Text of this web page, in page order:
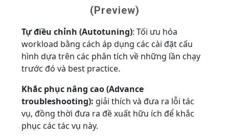
(Preview)
Tự điều chỉnh (Autotuning): Tối ưu hóa
workload bằng cách áp dụng các cài đặt cấu
hình dựa trên các phân tích về những lần chạy
trước đó và best practice.
Khắc phục nâng cao (Advance
troubleshooting): giải thích và đưa ra lỗi tác
vụ, đồng thời đưa ra đề xuất hữu ích để khắc
phục các tác vụ này.